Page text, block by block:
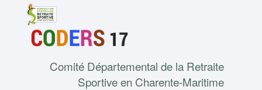
Comité Départemental de la Retraite
Sportive en Charente-Maritime